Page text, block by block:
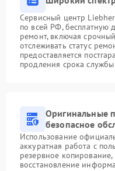
Сервисный центр
по всей РФ, бесплатную
ремонт, включая
отслеживать статус
предоставляется
продления срока
Оригинальные
безопасное
Использование
аккуратная работа с
резервное
восстановление